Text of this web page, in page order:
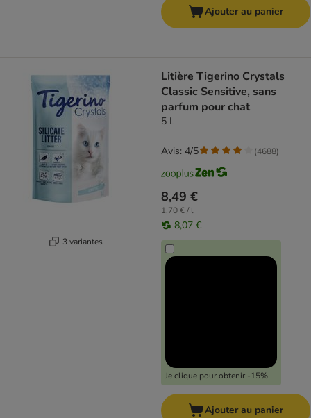
Ajouter au panier
3 variantes
Litière Tigerino Crystals
Classic Sensitive, sans
parfum pour chat
5 L
8,49 €
1,70 € / l
8,07 €
Je clique pour obtenir -15%
Avis: 4/5 (4688)
Ajouter au panier